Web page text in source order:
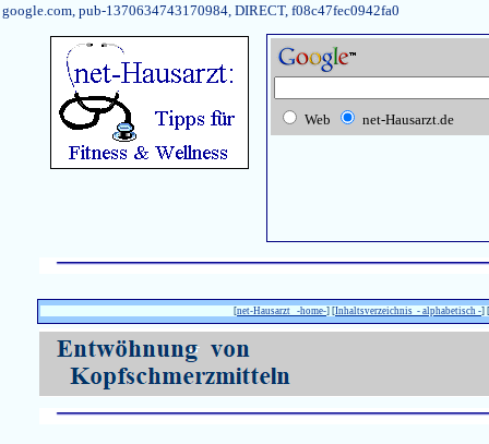
google.com, pub-1370634743170984, DIRECT, f08c47fec0942fa0
Web net-Hausarzt.de
[net-Hausarzt -home-] [Inhaltsverzeichnis - alphabetisch -] [